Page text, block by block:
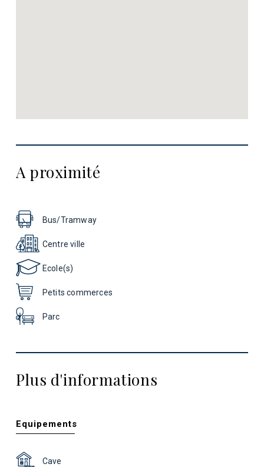
A proximité
Bus/Tramway
Centre ville
Ecole(s)
Petits commerces
Parc
Plus d'informations
Equipements
Cave